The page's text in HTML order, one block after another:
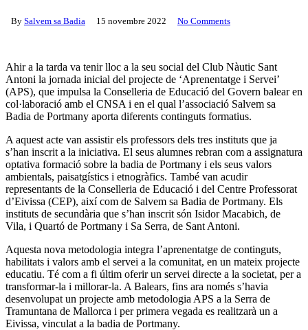
By Salvem sa Badia 15 novembre 2022 No Comments
Ahir a la tarda va tenir lloc a la seu social del Club Nàutic Sant
Antoni la jornada inicial del projecte de ‘Aprenentatge i Servei’
(APS), que impulsa la Conselleria de Educació del Govern balear en
col·laboració amb el CNSA i en el qual l’associació Salvem sa
Badia de Portmany aporta diferents continguts formatius.
A aquest acte van assistir els professors dels tres instituts que ja
s’han inscrit a la iniciativa. El seus alumnes rebran com a assignatura
optativa formació sobre la badia de Portmany i els seus valors
ambientals, paisatgístics i etnogràfics. També van acudir
representants de la Conselleria de Educació i del Centre Professorat
d’Eivissa (CEP), així com de Salvem sa Badia de Portmany. Els
instituts de secundària que s’han inscrit són Isidor Macabich, de
Vila, i Quartó de Portmany i Sa Serra, de Sant Antoni.
Aquesta nova metodologia integra l’aprenentatge de continguts,
habilitats i valors amb el servei a la comunitat, en un mateix projecte
educatiu. Té com a fi últim oferir un servei directe a la societat, per a
transformar-la i millorar-la. A Balears, fins ara només s’havia
desenvolupat un projecte amb metodologia APS a la Serra de
Tramuntana de Mallorca i per primera vegada es realitzarà un a
Eivissa, vinculat a la badia de Portmany.